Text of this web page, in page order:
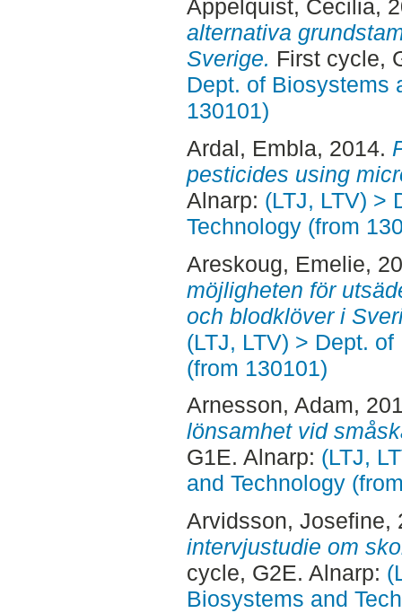
Appelquist, Cecilia,
alternativa
Sverige. First cycle,
Dept. of Biosystems
130101)
Ardal, Embla, 2014.
pesticides using
Alnarp: (LTJ, LTV) >
Technology (from
Areskoug, Emelie,
möjligheten för
och blodklöver i
(LTJ, LTV) > Dept.
(from 130101)
Arnesson, Adam,
lönsamhet vid
G1E. Alnarp: (LTJ,
and Technology
Arvidsson, Josefine,
intervjustudie om
cycle, G2E. Alnarp:
Biosystems and